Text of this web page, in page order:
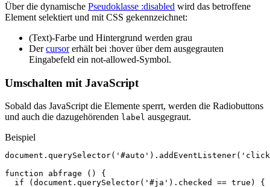
Über die dynamische Pseudoklasse :disabled wird das betroffene
Element selektiert und mit CSS gekennzeichnet:
(Text)-Farbe und Hintergrund werden grau
Dercursorerhält bei :hover über dem ausgegrauten
Eingabefeld ein not-allowed-Symbol.
Umschalten mit JavaScript
Sobald das JavaScript die Elemente sperrt, werden die Radiobuttons
und auch die dazugehörenden label ausgegraut.
Beispiel
document . querySelector( '#auto' ). addEventListener(
function
abfrage ()
{
if
( document . querySelector( '#ja' ). checked == true )
{